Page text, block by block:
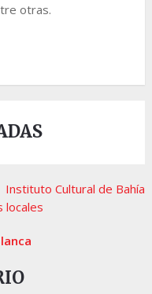
otras.
Instituto Cultural de Bahía
locales